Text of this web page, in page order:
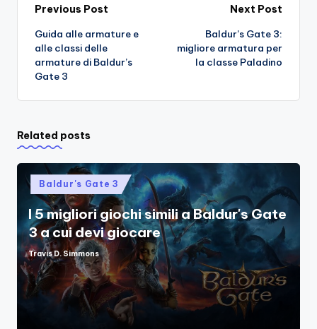
Post
navigation
Previous Post
Guida alle armature e
alle classi delle
armature di Baldur’s
Gate 3
Next Post
Baldur’s Gate 3:
migliore armatura per
la classe Paladino
Related posts
Posted
in
Baldur's Gate 3
I 5 migliori giochi simili a Baldur's Gate
3 a cui devi giocare
Posted
by
Travis D. Simmons